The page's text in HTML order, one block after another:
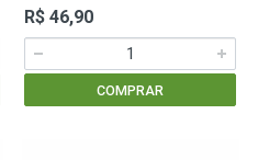
R$ 46,90
COMPRAR